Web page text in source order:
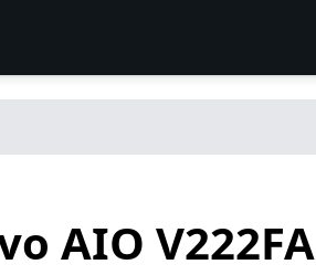
AIO V222FA